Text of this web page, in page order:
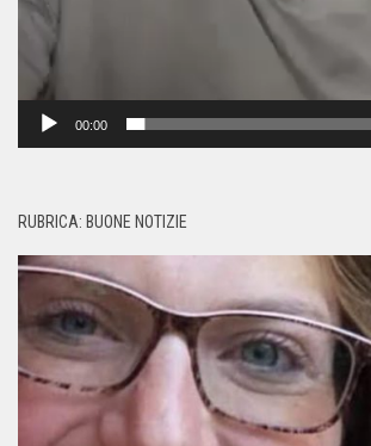
00:00
RUBRICA: BUONE NOTIZIE